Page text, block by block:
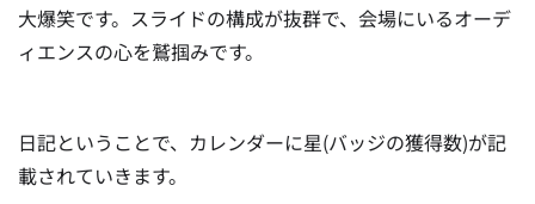
大爆笑です。スライドの構成が抜群で、会場にいるオーデ
ィエンスの心を鷲掴みです。
日記ということで、カレンダーに星(バッジの獲得数)が記
載されていきます。